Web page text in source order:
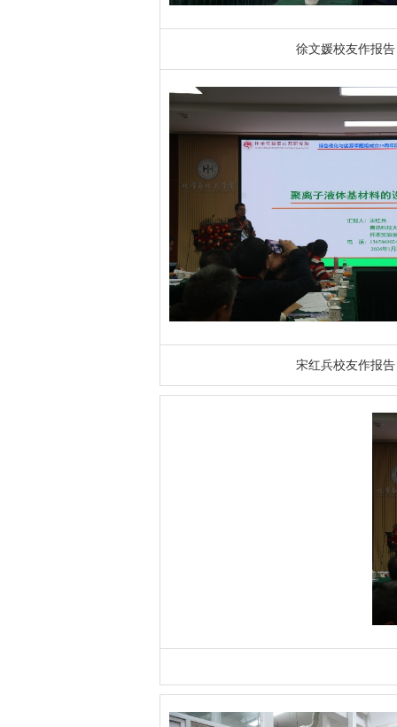
徐文媛校友作报告
宋红兵校友作报告